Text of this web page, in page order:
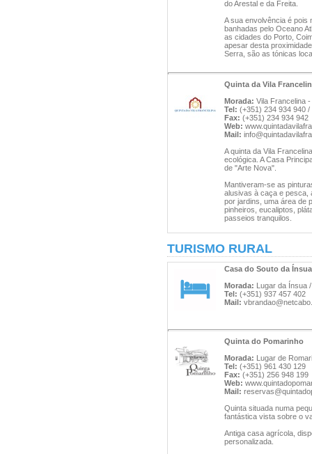
do Arestal e da Freita.
A sua envolvência é pois
banhadas pelo Oceano
as cidades do Porto,
apesar desta
Serra, são as tónicas
Quinta da Vila
Morada: Vila Francelina
Tel: (+351) 234 934 940
Fax: (+351) 234 934 942
Web:
Mail:
A quinta da Vila
ecológica. A Casa
de "Arte Nova".
Mantiveram-se as
alusivas à caça e pesca,
por jardins, uma área de
pinheiros, eucaliptos,
passeios tranquilos.
TURISMO RURAL
Casa do Souto da Ínsua
Morada: Lugar da Ínsua
Tel: (+351) 937 457 402
Mail:
Quinta do Pomarinho
Morada: Lugar de
Tel: (+351) 961 430 129
Fax: (+351) 256 948 199
Web:
Mail:
Quinta situada numa
fantástica vista sobre o
Antiga casa agrícola,
personalizada.